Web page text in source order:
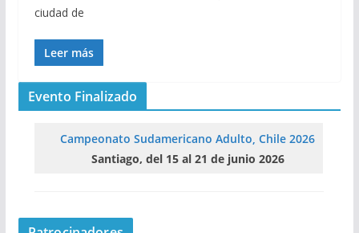
ciudad de
Leer más
Evento Finalizado
Campeonato Sudamericano Adulto, Chile 2026
Santiago, del 15 al 21 de junio 2026